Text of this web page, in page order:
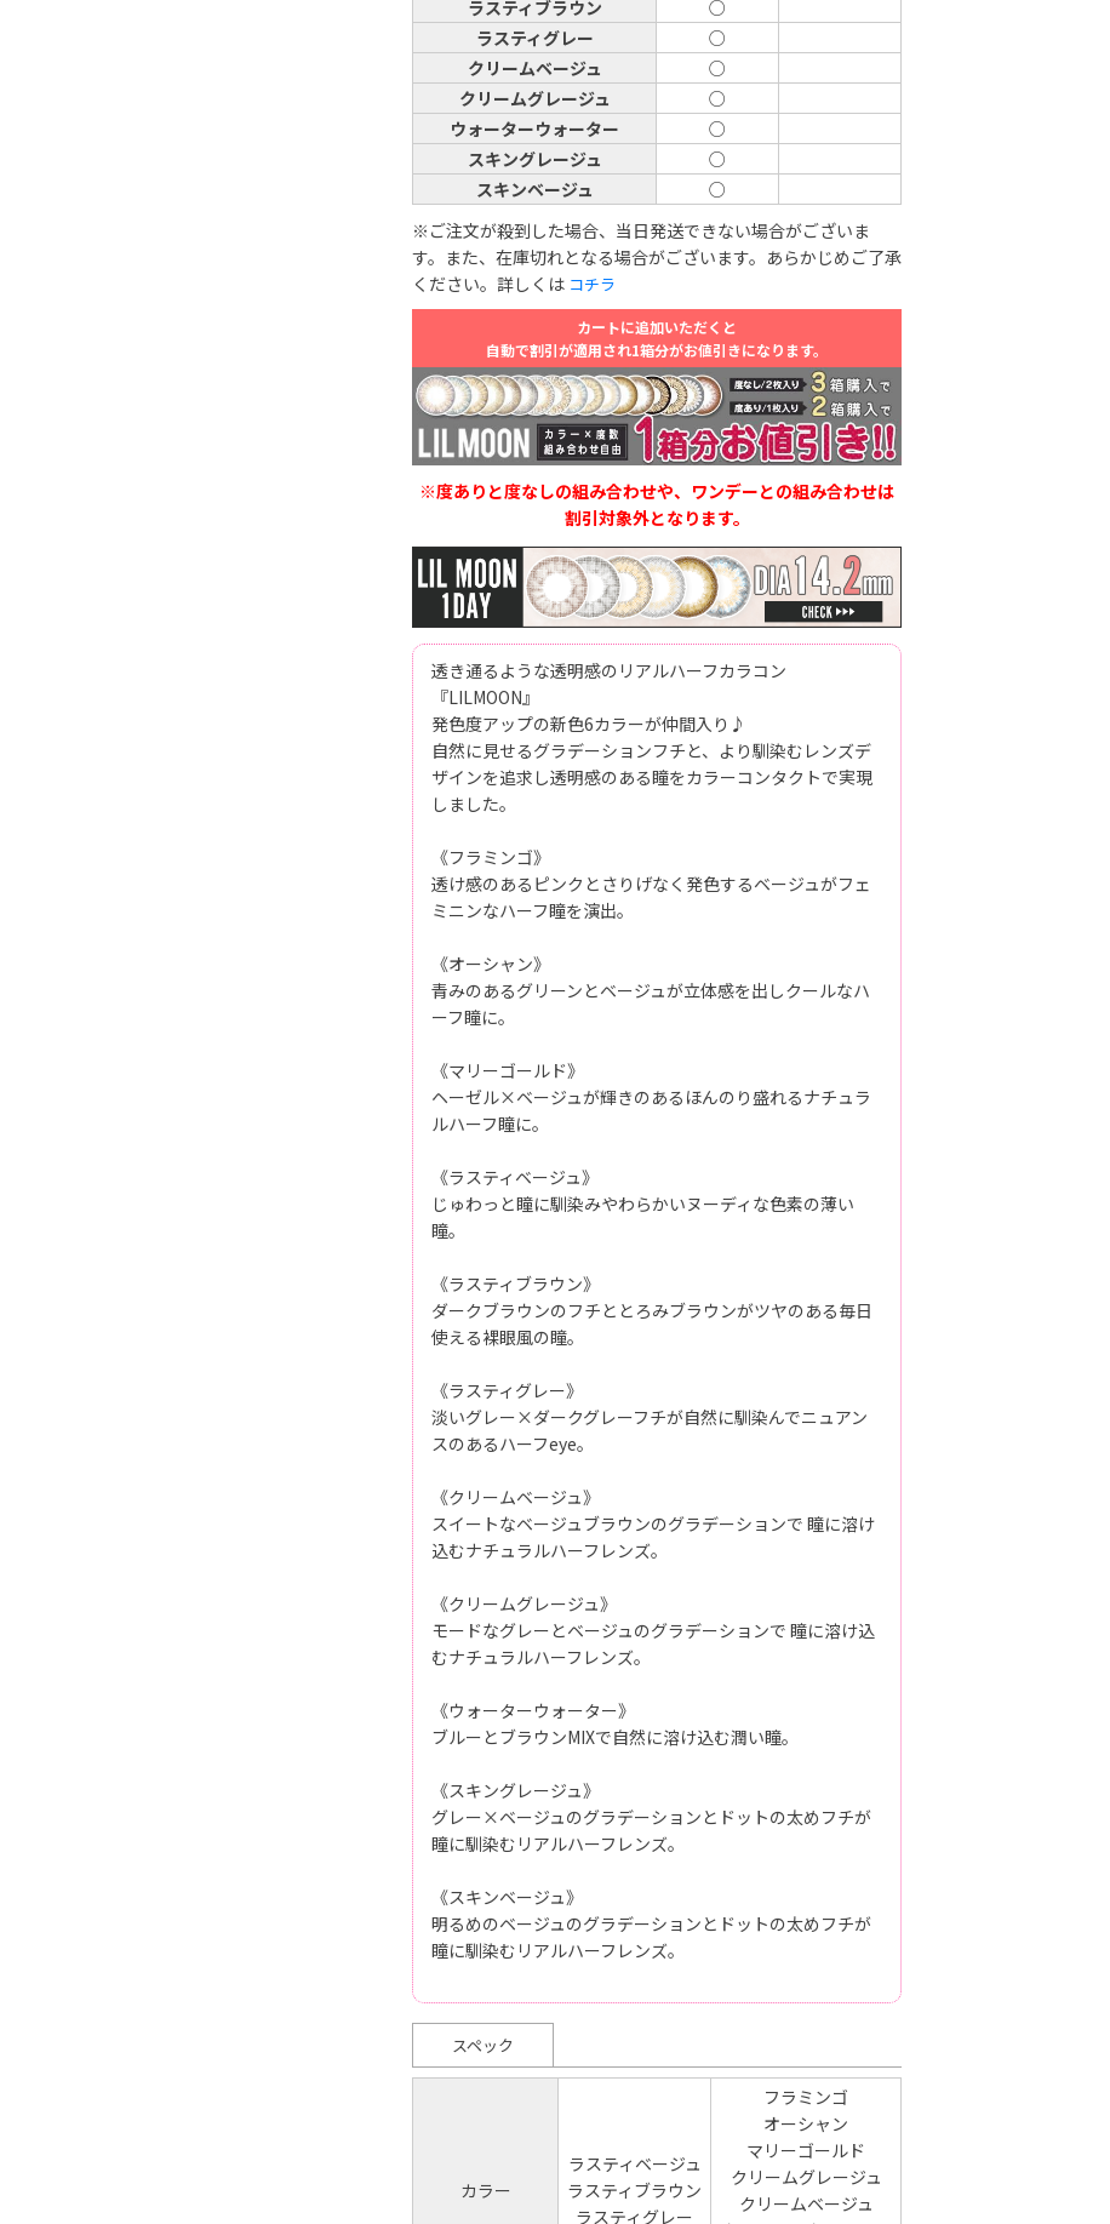
ラスティブラウン
○
ラスティグレー
○
クリームベージュ
○
クリームグレージュ
○
ウォーターウォーター
○
スキングレージュ
○
スキンベージュ
○
※ご注文が殺到した場合、当日発送できない場合がございま
す。また、在庫切れとなる場合がございます。あらかじめご了承
ください。詳しくは コチラ
カートに追加いただくと
自動で割引が適用され1箱分がお値引きになります。
※度ありと度なしの組み合わせや、ワンデーとの組み合わせは
割引対象外となります。
透き通るような透明感のリアルハーフカラコン
『LILMOON』
発色度アップの新色6カラーが仲間入り♪
自然に見せるグラデーションフチと、より馴染むレンズデ
ザインを追求し透明感のある瞳をカラーコンタクトで実現
しました。
《フラミンゴ》
透け感のあるピンクとさりげなく発色するベージュがフェ
ミニンなハーフ瞳を演出。
《オーシャン》
青みのあるグリーンとベージュが立体感を出しクールなハ
ーフ瞳に。
《マリーゴールド》
ヘーゼル×ベージュが輝きのあるほんのり盛れるナチュラ
ルハーフ瞳に。
《ラスティベージュ》
じゅわっと瞳に馴染みやわらかいヌーディな色素の薄い
瞳。
《ラスティブラウン》
ダークブラウンのフチととろみブラウンがツヤのある毎日
使える裸眼風の瞳。
《ラスティグレー》
淡いグレー×ダークグレーフチが自然に馴染んでニュアン
スのあるハーフeye。
《クリームベージュ》
スイートなベージュブラウンのグラデーションで 瞳に溶け
込むナチュラルハーフレンズ。
《クリームグレージュ》
モードなグレーとベージュのグラデーションで 瞳に溶け込
むナチュラルハーフレンズ。
《ウォーターウォーター》
ブルーとブラウンMIXで自然に溶け込む潤い瞳。
《スキングレージュ》
グレー×ベージュのグラデーションとドットの太めフチが
瞳に馴染むリアルハーフレンズ。
《スキンベージュ》
明るめのベージュのグラデーションとドットの太めフチが
瞳に馴染むリアルハーフレンズ。
スペック
カラー
ラスティベージュ
ラスティブラウン
ラスティグレー
フラミンゴ
オーシャン
マリーゴールド
クリームグレージュ
クリームベージュ